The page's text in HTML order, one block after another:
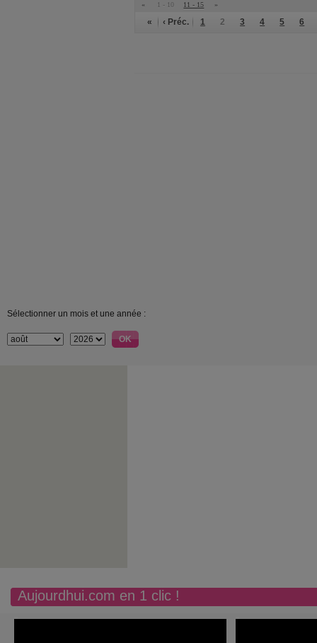
« 1 - 10 11 - 15 »
« ‹ Préc. 1 2 3 4 5 6
Sélectionner un mois et une année :
Aujourdhui.com en 1 clic !